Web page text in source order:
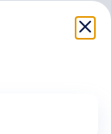
статьи